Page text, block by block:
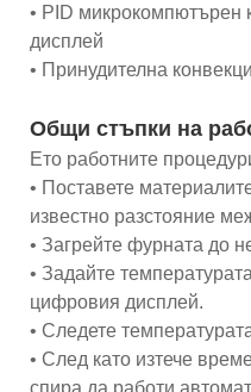
• PID микрокомпютърен
дисплей
• Принудителна
Общи стъпки на
Ето работните
• Поставете
известно разстояние
• Загрейте фурната до
• Задайте
цифровия дисплей.
• Следете
• След като изтече
спира да работи